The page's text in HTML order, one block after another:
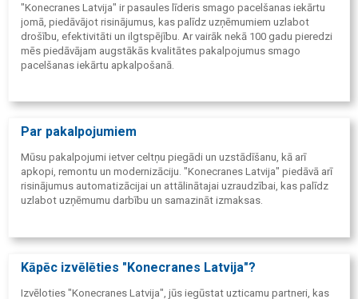
"Konecranes Latvija" ir pasaules līderis smago pacelšanas iekārtu
jomā, piedāvājot risinājumus, kas palīdz uzņēmumiem uzlabot
drošību, efektivitāti un ilgtspējību. Ar vairāk nekā 100 gadu pieredzi
mēs piedāvājam augstākās kvalitātes pakalpojumus smago
pacelšanas iekārtu apkalpošanā.
Par pakalpojumiem
Mūsu pakalpojumi ietver celtņu piegādi un uzstādīšanu, kā arī
apkopi, remontu un modernizāciju. "Konecranes Latvija" piedāvā arī
risinājumus automatizācijai un attālinātajai uzraudzībai, kas palīdz
uzlabot uzņēmumu darbību un samazināt izmaksas.
Kāpēc izvēlēties "Konecranes Latvija"?
Izvēloties "Konecranes Latvija", jūs iegūstat uzticamu partneri, kas